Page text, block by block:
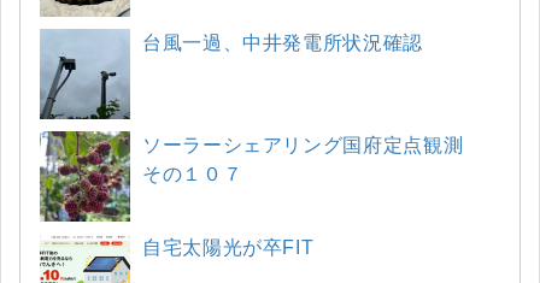
台風一過、中井発電所状況確認
ソーラーシェアリング国府定点観測
その１０７
自宅太陽光が卒FIT